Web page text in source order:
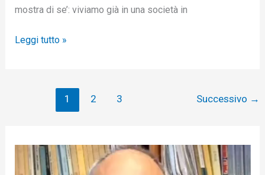
mostra di se’: viviamo già in una società in
Leggi tutto »
1 2 3 Successivo →